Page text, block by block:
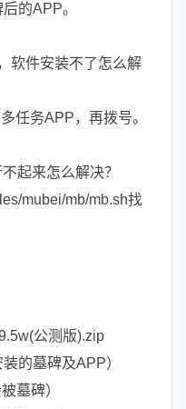
的APP。
软件安装不了怎么解
任务APP，再拨号。
起来怎么解决？
mubei/mb/mb.sh找
公测版).zip
的墓碑及APP）
墓碑）